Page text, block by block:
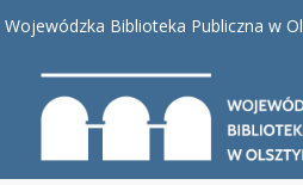
Wojewódzka Biblioteka Publiczna w